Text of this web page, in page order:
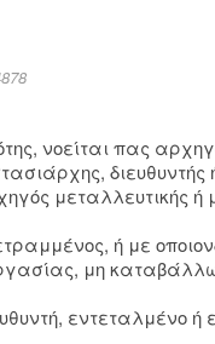
νοείται πας
μεταλλευτικής ή
ή με
μη
εντεταλμένο